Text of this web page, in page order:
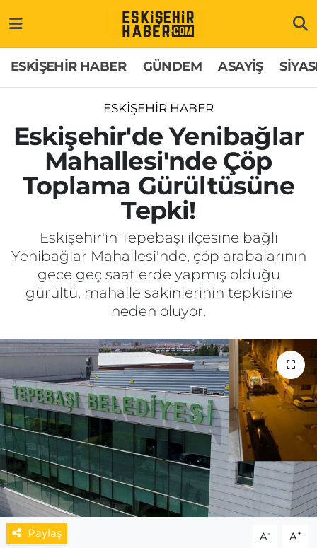
ESKİŞEHİR HABER GÜNDEM ASAYİŞ
ESKİŞEHİR HABER
Eskişehir'de Yenibağlar
Mahallesi'nde Çöp
Toplama Gürültüsüne
Tepki!
Eskişehir'in Tepebaşı ilçesine bağlı
Yenibağlar Mahallesi'nde, çöp arabalarının
gece geç saatlerde yapmış olduğu
gürültü, mahalle sakinlerinin tepkisine
neden oluyor.
Paylaş A- A+
GÜNDEM
ASAYİŞ
SİYASET
EKONOMİ
SAĞLIK
EĞİTİM
MAGAZİN
ESKİŞEHİRSPOR
Hakkımızda
İletişim
Künye
Odunpazarı Trafik Yoğunluk Haritası
Süper Lig Puan Durumu ve Fikstür
Tüm Manşetler
Son Dakika Haberleri
Haber Arşivi